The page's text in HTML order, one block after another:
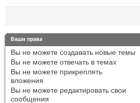
Ваши права
Вы не можете создавать новые темы
Вы не можете отвечать в темах
Вы не можете прикреплять
вложения
Вы не можете редактировать свои
сообщения